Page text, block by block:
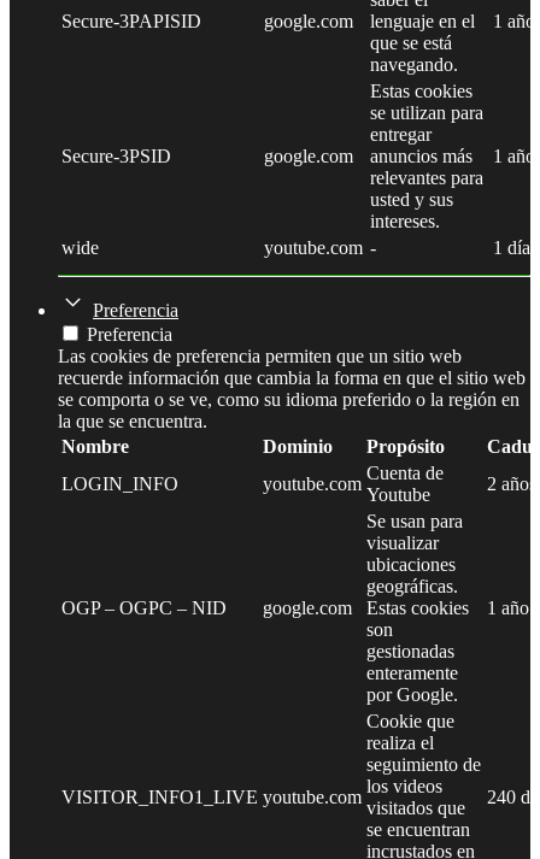
Secure-3PAPISID google.com
lenguaje en el
que se está
navegando.
1 año
Secure-3PSID google.com
Estas cookies
se utilizan para
entregar
anuncios más
relevantes para
usted y sus
intereses.
1 año
wide youtube.com - 1 día
Preferencia
Preferencia
Las cookies de preferencia permiten que un sitio web
recuerde información que cambia la forma en que el sitio web
se comporta o se ve, como su idioma preferido o la región en
la que se encuentra.
Nombre
Dominio Propósito
LOGIN_INFO
youtube.com
Cuenta de
Youtube
2 años
OGP – OGPC – NID google.com
Se usan para
visualizar
ubicaciones
geográficas.
Estas cookies
son
gestionadas
enteramente
por Google.
1 año
VISITOR_INFO1_LIVE youtube.com
Cookie que
realiza el
seguimiento de
los videos
visitados que
se encuentran
incrustados en
240